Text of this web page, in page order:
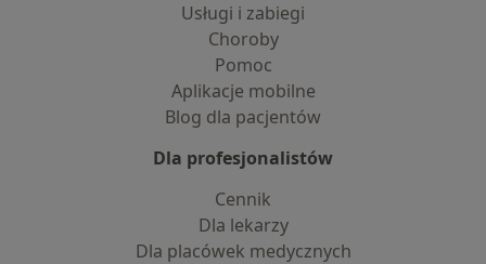
Usługi i zabiegi
Choroby
Pomoc
Aplikacje mobilne
Blog dla pacjentów
Dla profesjonalistów
Cennik
Dla lekarzy
Dla placówek medycznych